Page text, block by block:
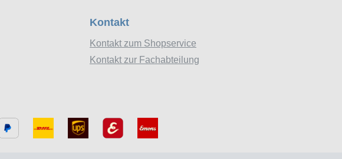
Kontakt
Kontakt zum Shopservice
Kontakt zur Fachabteilung